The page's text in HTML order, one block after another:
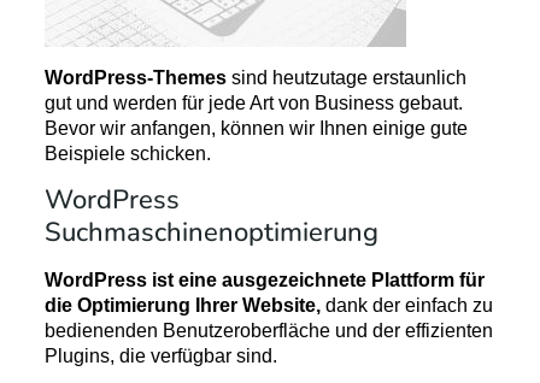
WordPress-Themessind heutzutage erstaunlich
gut und werden für jede Art von Business gebaut.
Bevor wir anfangen, können wir Ihnen einige gute
Beispiele schicken.
WordPress
Suchmaschinenoptimierung
WordPress ist eine ausgezeichnete Plattform für
die Optimierung Ihrer Website,dank der einfach zu
bedienenden Benutzeroberfläche und der effizienten
Plugins, die verfügbar sind.